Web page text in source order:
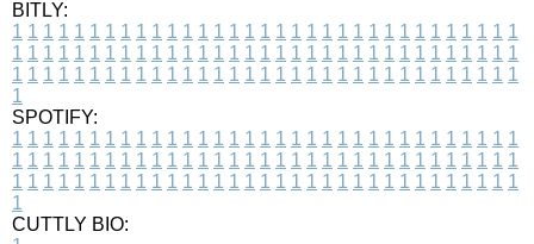
BITLY:
1 1 1 1 1 1 1 1 1 1 1 1 1 1 1 1 1 1 1 1 1 1 1 1 1 1 1 1 1 1 1 1 1
1 1 1 1 1 1 1 1 1 1 1 1 1 1 1 1 1 1 1 1 1 1 1 1 1 1 1 1 1 1 1 1 1
1 1 1 1 1 1 1 1 1 1 1 1 1 1 1 1 1 1 1 1 1 1 1 1 1 1 1 1 1 1 1 1 1
1
SPOTIFY:
1 1 1 1 1 1 1 1 1 1 1 1 1 1 1 1 1 1 1 1 1 1 1 1 1 1 1 1 1 1 1 1 1
1 1 1 1 1 1 1 1 1 1 1 1 1 1 1 1 1 1 1 1 1 1 1 1 1 1 1 1 1 1 1 1 1
1 1 1 1 1 1 1 1 1 1 1 1 1 1 1 1 1 1 1 1 1 1 1 1 1 1 1 1 1 1 1 1 1
1
CUTTLY BIO: